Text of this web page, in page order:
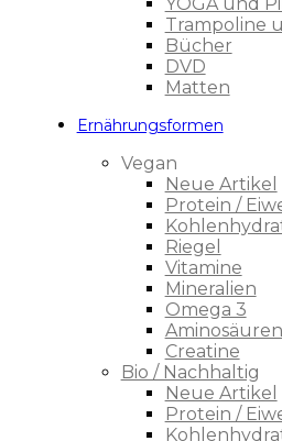
Trampoline
Bücher
DVD
Matten
Ernährungsformen
Vegan
Neue Artikel
Protein /
Riegel
Vitamine
Mineralien
Omega 3
Aminosäuren
Creatine
Bio / Nachhaltig
Neue Artikel
Protein /